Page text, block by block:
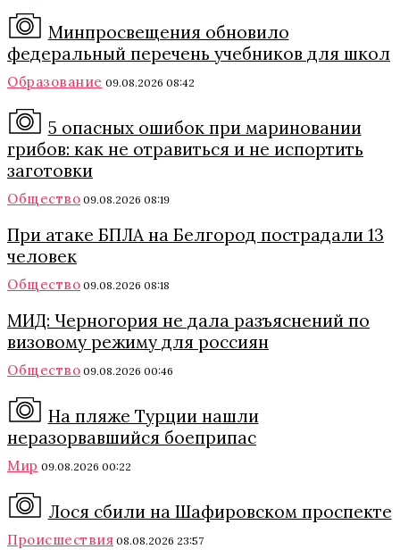
Минпросвещения обновило
федеральный перечень учебников для школ
Образование 09.08.2026 08:42
5 опасных ошибок при мариновании
грибов: как не отравиться и не испортить
заготовки
Общество 09.08.2026 08:19
При атаке БПЛА на Белгород пострадали 13
человек
Общество 09.08.2026 08:18
МИД: Черногория не дала разъяснений по
визовому режиму для россиян
Общество 09.08.2026 00:46
На пляже Турции нашли
неразорвавшийся боеприпас
Мир 09.08.2026 00:22
Лося сбили на Шафировском проспекте
Происшествия 08.08.2026 23:57